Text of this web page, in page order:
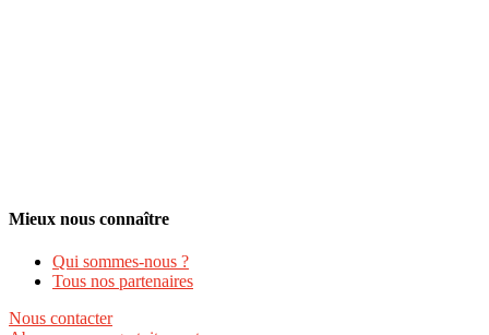
Mieux nous connaître
Qui sommes-nous ?
Tous nos partenaires
Nous contacter